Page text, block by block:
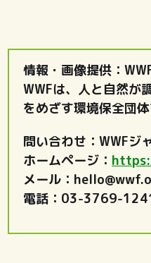
情報・画像提供：
WWFは、人と自然が
をめざす環境保全団体
問い合わせ：WWFジ
ホームページ：
メール：
電話：03-3769-